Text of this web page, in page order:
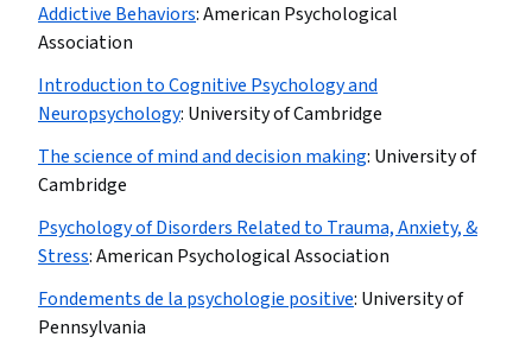
Addictive Behaviors:American Psychological
Association
Introduction to Cognitive Psychology and
Neuropsychology: University of Cambridge
The science of mind and decision making: University of
Cambridge
Psychology of Disorders Related to Trauma, Anxiety, &
Stress:American Psychological Association
Fondements de la psychologie positive: University of
Pennsylvania